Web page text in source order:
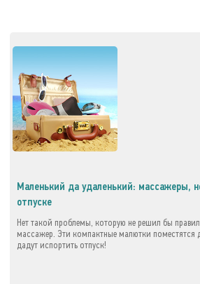
Маленький да удаленький: массажеры,
отпуске
Нет такой проблемы, которую не решил бы
массажер. Эти компактные малютки поместятся
дадут испортить отпуск!